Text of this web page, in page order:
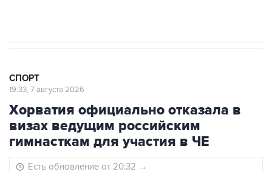
СПОРТ
19:33, 7 августа 2026
Хорватия официально отказала в
визах ведущим российским
гимнасткам для участия в ЧЕ
Есть обновление от 20:32 →